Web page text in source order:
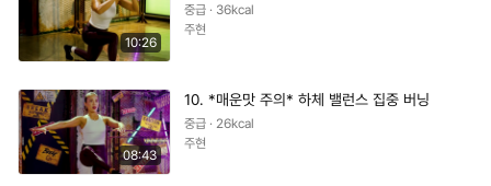
10:26
중급 · 36kcal
주현
08:43
10. *매운맛 주의* 하체 밸런스 집중 버닝
중급 · 26kcal
주현